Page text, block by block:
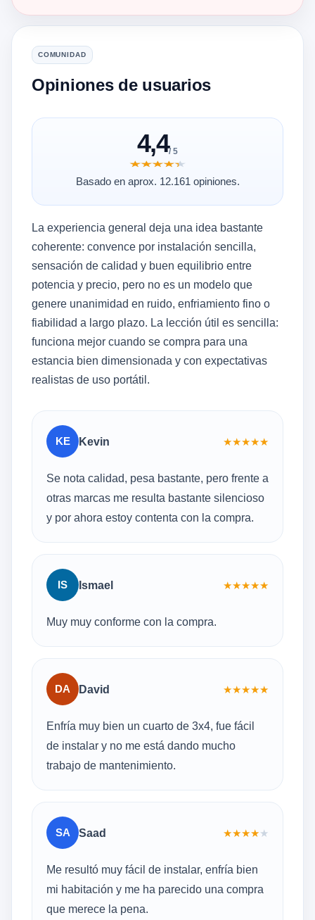
COMUNIDAD
Opiniones de usuarios
La experiencia general deja una idea bastante
coherente: convence por instalación sencilla,
sensación de calidad y buen equilibrio entre
potencia y precio, pero no es un modelo que
genere unanimidad en ruido, enfriamiento fino o
fiabilidad a largo plazo. La lección útil es sencilla:
funciona mejor cuando se compra para una
estancia bien dimensionada y con expectativas
realistas de uso portátil.
4,4/ 5
★★★★★
★★★★★
Basado en aprox. 12.161 opiniones.
KE Kevin ★★★★★
Se nota calidad, pesa bastante, pero frente a
otras marcas me resulta bastante silencioso
y por ahora estoy contenta con la compra.
IS Ismael ★★★★★
Muy muy conforme con la compra.
DA David ★★★★★
Enfría muy bien un cuarto de 3x4, fue fácil
de instalar y no me está dando mucho
trabajo de mantenimiento.
SA Saad ★★★★★
Me resultó muy fácil de instalar, enfría bien
mi habitación y me ha parecido una compra
que merece la pena.